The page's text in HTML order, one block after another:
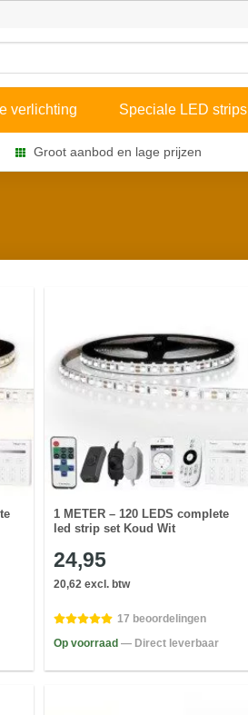
verlichting Speciale LED strips
Groot aanbod en lage prijzen
1 METER – 120 LEDS complete
led strip set Koud Wit
24,95
20,62 excl. btw
17 beoordelingen
Op voorraad — Direct leverbaar